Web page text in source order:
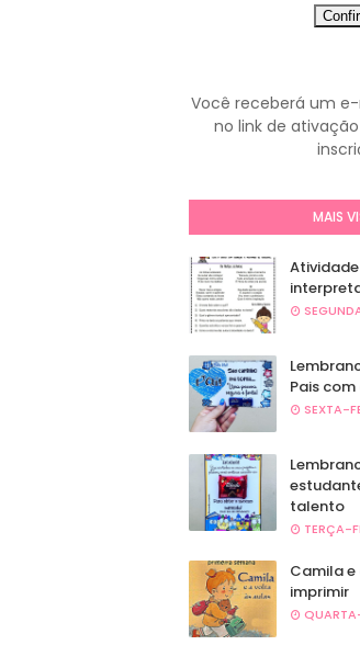
Você receberá um
no link de
MAIS
Pais
SEXTA-
talento
TERÇA-
Camila
imprimir